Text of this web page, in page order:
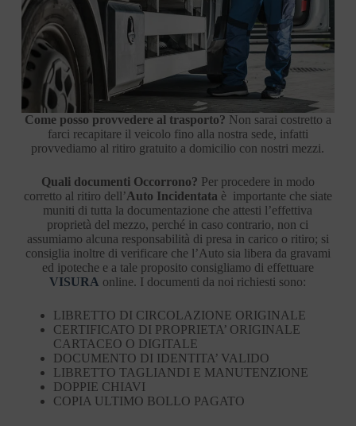
Come posso provvedere al trasporto? Non sarai costretto a
farci recapitare il veicolo fino alla nostra sede, infatti
provvediamo al ritiro gratuito a domicilio con nostri mezzi.
Quali documenti Occorrono? Per procedere in modo
corretto al ritiro dell’Auto Incidentata è importante che siate
muniti di tutta la documentazione che attesti l’effettiva
proprietà del mezzo, perché in caso contrario, non ci
assumiamo alcuna responsabilità di presa in carico o ritiro; si
consiglia inoltre di verificare che l’Auto sia libera da gravami
ed ipoteche e a tale proposito consigliamo di effettuare
VISURA online. I documenti da noi richiesti sono:
LIBRETTO DI CIRCOLAZIONE ORIGINALE
CERTIFICATO DI PROPRIETA’ ORIGINALE
CARTACEO O DIGITALE
DOCUMENTO DI IDENTITA’ VALIDO
LIBRETTO TAGLIANDI E MANUTENZIONE
DOPPIE CHIAVI
COPIA ULTIMO BOLLO PAGATO